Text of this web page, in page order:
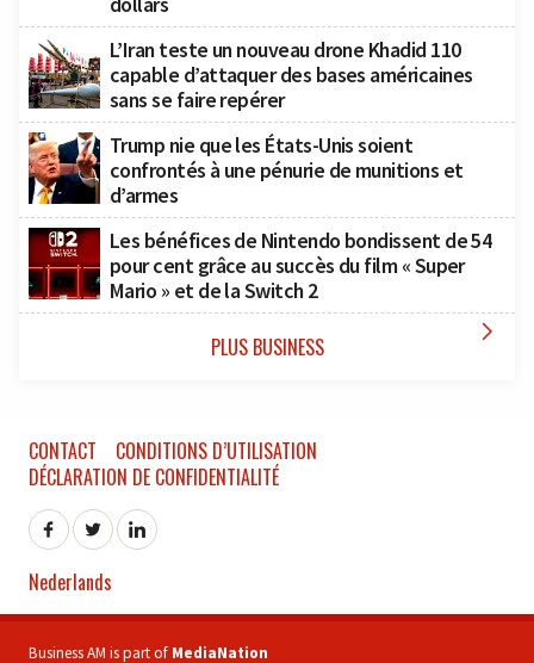
L’Iran teste un nouveau drone Khadid 110
capable d’attaquer des bases américaines
sans se faire repérer
Trump nie que les États-Unis soient
confrontés à une pénurie de munitions et
d’armes
Les bénéfices de Nintendo bondissent de 54
pour cent grâce au succès du film « Super
Mario » et de la Switch 2
PLUS BUSINESS 
CONTACT
CONDITIONS D’UTILISATION
DÉCLARATION DE CONFIDENTIALITÉ
Nederlands
Business AM is part of MediaNation